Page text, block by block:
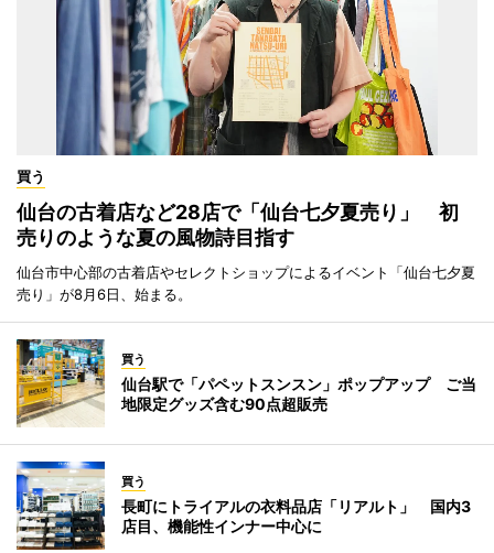
買う
仙台の古着店など28店で「仙台七夕夏売り」 初
売りのような夏の風物詩目指す
仙台市中心部の古着店やセレクトショップによるイベント「仙台七夕夏
売り」が8月6日、始まる。
買う
仙台駅で「パペットスンスン」ポップアップ ご当
地限定グッズ含む90点超販売
買う
長町にトライアルの衣料品店「リアルト」 国内3
店目、機能性インナー中心に